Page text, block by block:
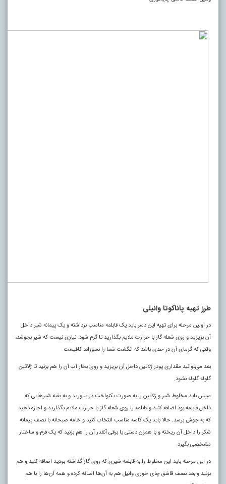
طرز تهیه پاناکوتا وانیلی
در اولین مرحله برای تهیه این دسر باید یک قابلمه مناسب برداشته و یک پیمانه شیر داخل
آن بریزید و روی شعله گاز با حرارت ملایم بگذارید تا گرم شود. نیازی نیست که شیر بجوشد،
وقتی که گرمای آن در حدی باشد که انگشت شما را نسوزاند کافیست.
بعد می‌توانید مقداری پودر ژلاتین داخل آن بریزید و روی بخار آب آن را هم بزنید تا ژلاتین
گلوله گلوله نشود.
سپس باید مخلوط شیر و ژلاتین را به صورت یکنواخت در بیاورید و به بقیه شیر‌هایی که
داخل قابلمه بود اضافه کنید و قابلمه را روی شعله گاز با حرارت ملایم بگذارید و اجازه دهید
که به جوش برسد. حالا باید یک کاسه مناسب انتخاب کنید و خامه صبحانه با نصف پیمانه
شکر را داخل آن ریخته و با همزن دستی یا برقی آنقدر آن را هم بزنید که یک فرم و ساختار
مشخصی بگیرد.
در این مرحله باید این مخلوط را به قابلمه شیری که روی گاز گذاشته بودید اضافه کنید و هم
بزنید و بعد نصف قاشق چای خوری وانیل هم به آن‌ها اضافه کرده و همه آن‌ها را با هم